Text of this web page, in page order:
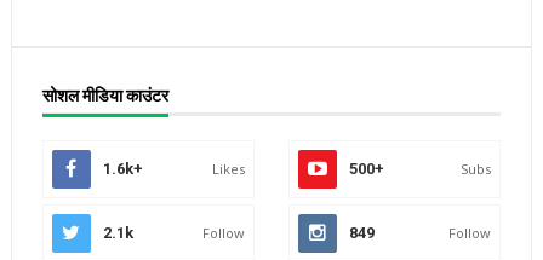
सोशल मीडिया काउंटर
1.6k+ Likes 500+ Subs
2.1k Follow 849 Follow